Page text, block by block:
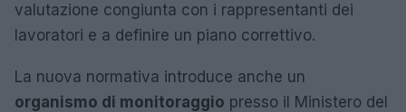
valutazione congiunta con i rappresentanti dei
lavoratori e a definire un piano correttivo.
La nuova normativa introduce anche un
organismo di monitoraggio presso il Ministero del